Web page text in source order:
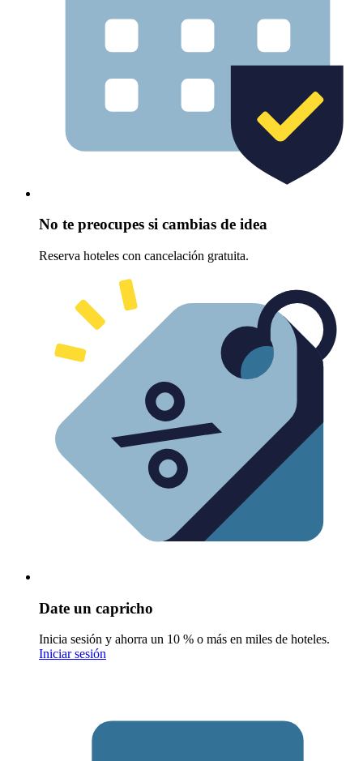
No te preocupes si cambias de idea
Reserva hoteles con cancelación gratuita.
Date un capricho
Inicia sesión y ahorra un 10 % o más en miles de hoteles.
Iniciar sesión